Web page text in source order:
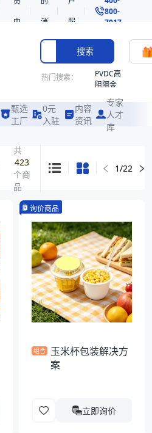
中
消
息
服
务
800-
7017
搜索
热门搜索：
PVDC高
阻隔金
共挤热
收缩袋
非阻隔
共挤热
221330
SE53
热收缩
袋
拉伸膜
甄选
工厂
0元
入驻
内容
资讯
专家
人才
库
共
423
个商
品
1/22
询价商品
组合 玉米杯包装解决方
案
立即询价